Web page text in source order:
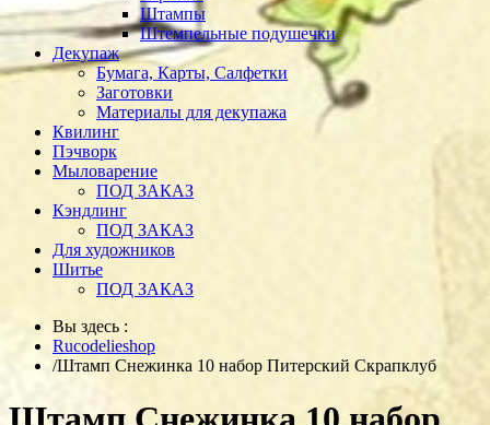
Штампы
Штемпельные подушечки
Декупаж
Бумага, Карты, Салфетки
Заготовки
Материалы для декупажа
Квилинг
Пэчворк
Мыловарение
ПОД ЗАКАЗ
Кэндлинг
ПОД ЗАКАЗ
Для художников
Шитье
ПОД ЗАКАЗ
Вы здесь :
Rucodelieshop
/Штамп Снежинка 10 набор Питерский Скрапклуб